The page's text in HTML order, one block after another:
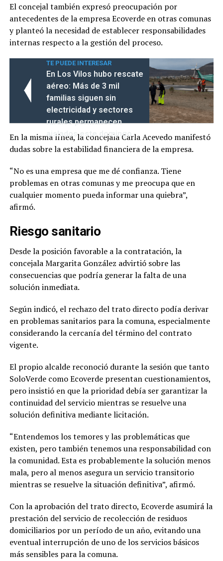
El concejal también expresó preocupación por
antecedentes de la empresa Ecoverde en otras comunas
y planteó la necesidad de establecer responsabilidades
internas respecto a la gestión del proceso.
TE PUEDE INTERESAR
En Los Vilos hubo rescate
aéreo: Más de 3 mil
familias siguen sin
electricidad y sectores
rurales permanecen
aislados este domingo
En la misma línea, la concejala Carla Acevedo manifestó
dudas sobre la estabilidad financiera de la empresa.
“No es una empresa que me dé confianza. Tiene
problemas en otras comunas y me preocupa que en
cualquier momento pueda informar una quiebra”,
afirmó.
Riesgo sanitario
Desde la posición favorable a la contratación, la
concejala Margarita González advirtió sobre las
consecuencias que podría generar la falta de una
solución inmediata.
Según indicó, el rechazo del trato directo podía derivar
en problemas sanitarios para la comuna, especialmente
considerando la cercanía del término del contrato
vigente.
El propio alcalde reconoció durante la sesión que tanto
SoloVerde como Ecoverde presentan cuestionamientos,
pero insistió en que la prioridad debía ser garantizar la
continuidad del servicio mientras se resuelve una
solución definitiva mediante licitación.
“Entendemos los temores y las problemáticas que
existen, pero también tenemos una responsabilidad con
la comunidad. Esta es probablemente la solución menos
mala, pero al menos asegura un servicio transitorio
mientras se resuelve la situación definitiva”, afirmó.
Con la aprobación del trato directo, Ecoverde asumirá la
prestación del servicio de recolección de residuos
domiciliarios por un período de un año, evitando una
eventual interrupción de uno de los servicios básicos
más sensibles para la comuna.